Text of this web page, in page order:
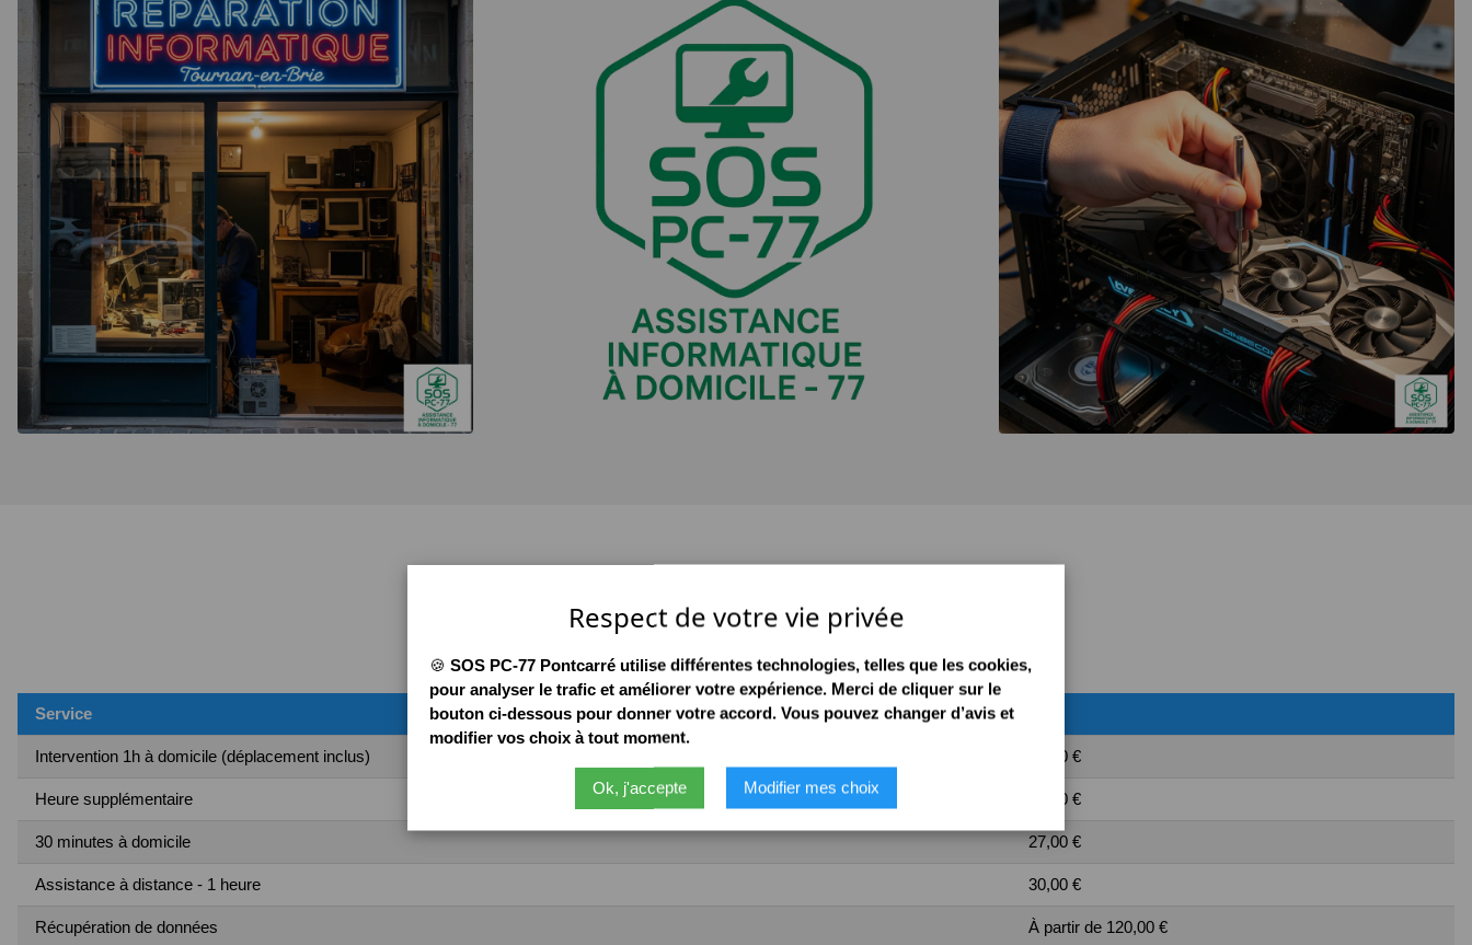
Respect de votre vie privée
🍪 SOS PC-77 Pontcarré utilise différentes technologies, telles que les cookies,
pour analyser le trafic et améliorer votre expérience. Merci de cliquer sur le
bouton ci-dessous pour donner votre accord. Vous pouvez changer d’avis et
modifier vos choix à tout moment.
Ok, j'accepte Modifier mes choix
Tarifs – Pontcarré
Grille tarifaire 2025
Service
Intervention 1h à domicile (déplacement inclus) 39,00 €
Heure supplémentaire 32,00 €
30 minutes à domicile 27,00 €
Assistance à distance - 1 heure 30,00 €
Récupération de données À partir de 120,00 €